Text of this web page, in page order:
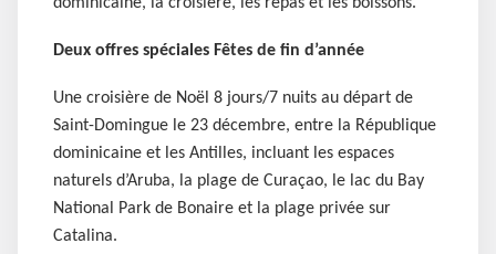
dominicaine, la croisière, les repas et les boissons.
Deux offres spéciales Fêtes de fin d’année
Une croisière de Noël 8 jours/7 nuits au départ de
Saint-Domingue le 23 décembre, entre la République
dominicaine et les Antilles, incluant les espaces
naturels d’Aruba, la plage de Curaçao, le lac du Bay
National Park de Bonaire et la plage privée sur
Catalina.